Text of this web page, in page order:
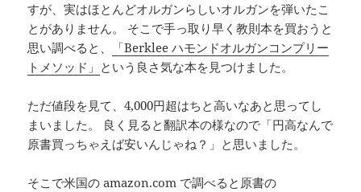
すが、実はほとんどオルガンらしいオルガンを弾いたこ
とがありません。 そこで手っ取り早く教則本を買おうと
思い調べると、
「Berklee ハモンドオルガンコンプリー
トメソッド」 という良さ気な本を見つけました。
ただ値段を見て、4,000円超はちと高いなあと思ってし
まいました。 良く見ると翻訳本の様なので「円高なんで
原書買っちゃえば安いんじゃね？」と思いました。
そこで米国の amazon.com で調べると原書の